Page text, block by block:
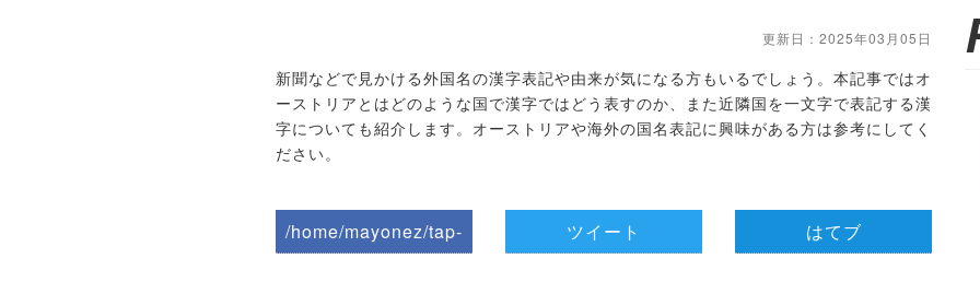
更新日：2025年03月05日
新聞などで見かける外国名の漢字表記や由来が気になる方もいるでしょう。本記事ではオ
ーストリアとはどのような国で漢字ではどう表すのか、また近隣国を一文字で表記する漢
字についても紹介します。オーストリアや海外の国名表記に興味がある方は参考にしてく
ださい。
/home/mayonez/tap-
ツイート はてブ